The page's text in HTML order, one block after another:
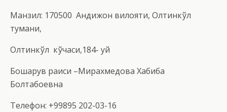
Манзил: 170500 Андижон вилояти, Олтинкўл
тумани,
Олтинкўл кўчаси,184- уй
Бошқарув раиси –Мирахмедова Хабиба
Болтабоевна
Телефон: +99895 202-03-16